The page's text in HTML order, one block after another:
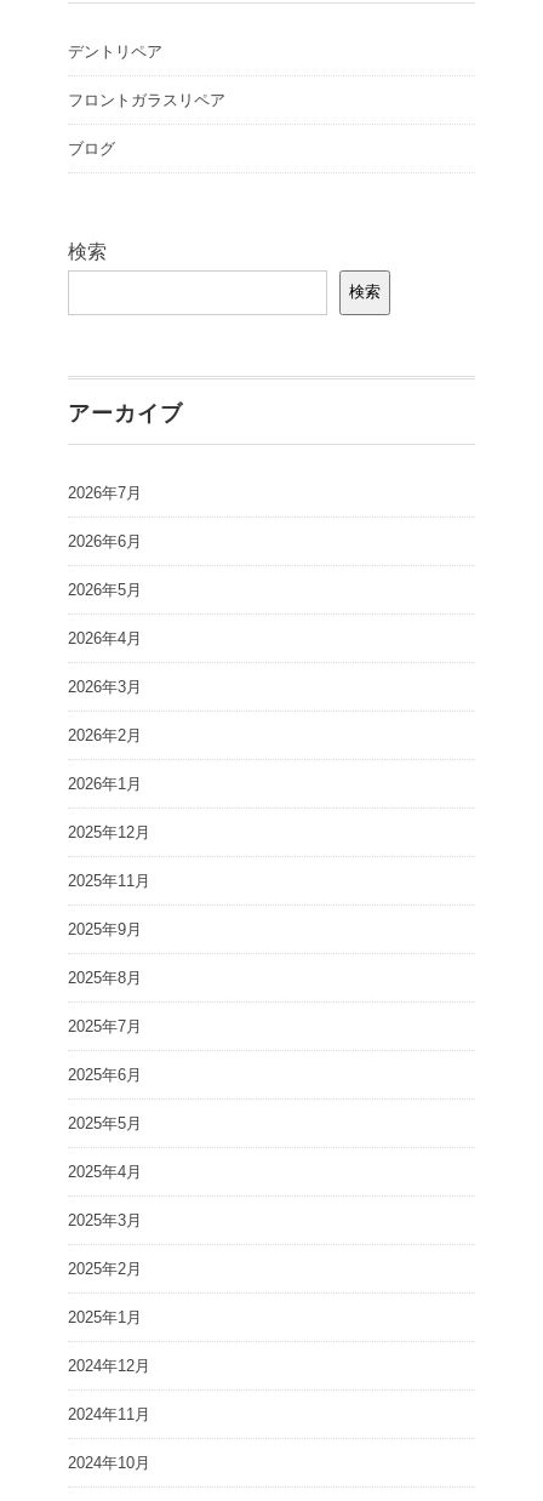
デントリペア
フロントガラスリペア
ブログ
検索
検索
アーカイブ
2026年7月
2026年6月
2026年5月
2026年4月
2026年3月
2026年2月
2026年1月
2025年12月
2025年11月
2025年9月
2025年8月
2025年7月
2025年6月
2025年5月
2025年4月
2025年3月
2025年2月
2025年1月
2024年12月
2024年11月
2024年10月